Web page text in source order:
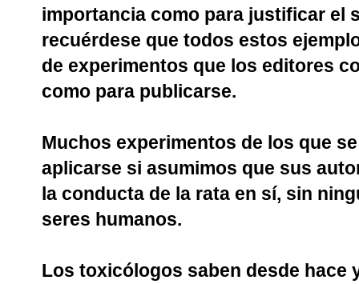
importancia como para justificar el
recuérdese que todos estos
de experimentos que los editores
como para publicarse.
Muchos experimentos de los que
aplicarse si asumimos que sus
la conducta de la rata en sí, sin
seres humanos.
Los toxicólogos saben desde hace